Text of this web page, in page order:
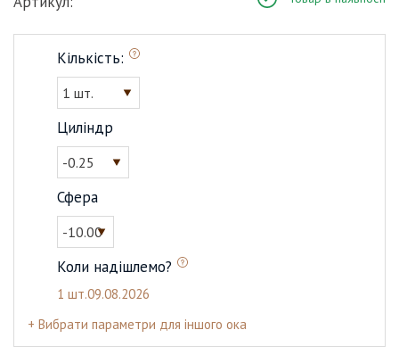
Кількість:
1 шт.
Циліндр
-0.25
Сфера
-10.00
Коли надішлемо?
1 шт.09.08.2026
+ Вибрати параметри для іншого ока